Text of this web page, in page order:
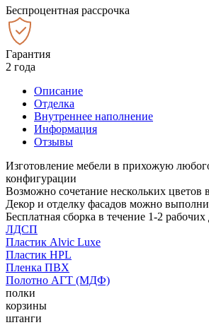
Беспроцентная рассрочка
Гарантия
2 года
Описание
Отделка
Внутреннее наполнение
Информация
Отзывы
Изготовление мебели в прихожую
конфигурации
Возможно сочетание нескольких цветов
Декор и отделку фасадов можно
Бесплатная сборка в течение 1-2 рабочих
ЛДСП
Пластик Alvic Luxe
Пластик HPL
Пленка ПВХ
Полотно АГТ (МДФ)
полки
корзины
штанги